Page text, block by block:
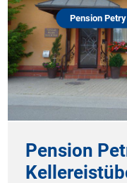
Pension Petry
Pension